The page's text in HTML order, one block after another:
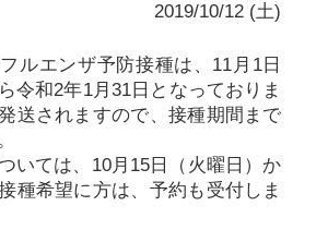
2019/10/12 (土)
ルエンザ予防接種は、11月1日
令和2年1月31日となっておりま
送されますので、接種期間まで
いては、10月15日（火曜日）か
種希望に方は、予約も受付しま